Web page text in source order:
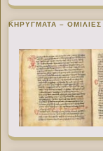
ΚΗΡΥΓΜΑΤΑ – ΟΜΙΛΙΕΣ